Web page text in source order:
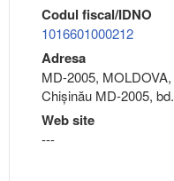
Codul fiscal/IDNO
1016601000212
Adresa
MD-2005,
Chișinău MD-2005,
Web site
---